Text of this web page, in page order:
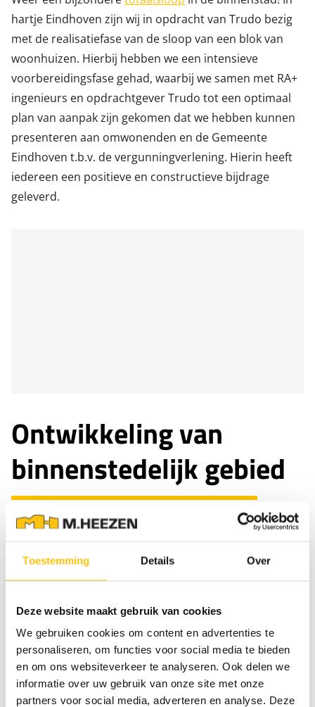
Toestemming Details Over
Deze website maakt gebruik van cookies
We gebruiken cookies om content en advertenties te
personaliseren, om functies voor social media te bieden
en om ons websiteverkeer te analyseren. Ook delen we
informatie over uw gebruik van onze site met onze
partners voor social media, adverteren en analyse. Deze
hartje Eindhoven zijn wij in opdracht van Trudo bezig
met de realisatiefase van de sloop van een blok van
woonhuizen. Hierbij hebben we een intensieve
voorbereidingsfase gehad, waarbij we samen met RA+
ingenieurs en opdrachtgever Trudo tot een optimaal
plan van aanpak zijn gekomen dat we hebben kunnen
presenteren aan omwonenden en de Gemeente
Eindhoven t.b.v. de vergunningverlening. Hierin heeft
iedereen een positieve en constructieve bijdrage
geleverd.
Ontwikkeling van
binnenstedelijk gebied
Om ontwikkeling van binnenstedelijk gebied mogelijk te
toekomst, ontkomt men er niet aan om sloopwerk
voor nieuwbouw uit te voeren. Deze woonblokken
gestabiliseerd worden door een omvangrijke
steigerconstructie die geruime tijd beeld bepalend was
in de Catharinastraat. Dit is nu verleden tijd, de
aangrenzende woningen zijn nu weer in beeld en er
komt iets moois voor terug! En ook bij dit project